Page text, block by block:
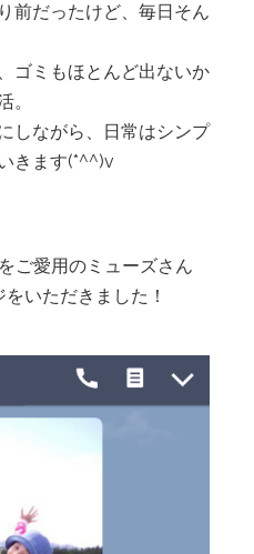
前だったけど、毎日そん
ゴミもほとんど出ないか
。
しながら、日常はシンプ
きます(*^^)v
ご愛用のミューズさん
いただきました！